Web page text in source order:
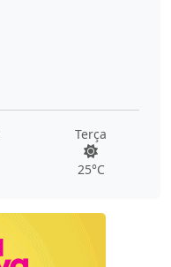
Terça
25°C